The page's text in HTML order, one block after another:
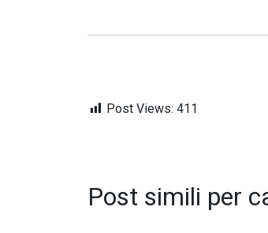
Post Views: 411
Post simili per